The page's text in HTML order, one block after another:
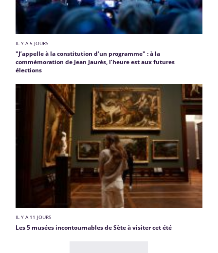
IL Y A 5 JOURS
"J’appelle à la constitution d’un programme" : à la
commémoration de Jean Jaurès, l’heure est aux futures
élections
IL Y A 11 JOURS
Les 5 musées incontournables de Sète à visiter cet été